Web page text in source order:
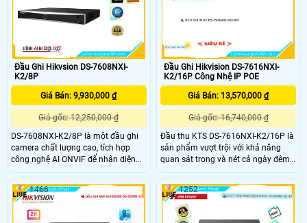
bao giờ hết
Đầu Ghi Hikvsion DS-7608NXI-
K2/8P
Giá Bán: 9,930,000 ₫
Giá gốc: 12,250,000 ₫
DS-7608NXI-K2/8P là một đầu ghi
camera chất lượng cao, tích hợp
công nghệ AI ONVIF để nhận diện
khuôn mặt và các chức năng thông
minh khác. Đầu ghi này có khả
năng xử lý hình ảnh ONVIF nhanh
chóng và mang lại hình ảnh tươi
sáng hơn. Với băng thông 160
Đầu Ghi Hikvision DS-7616NXI-
K2/16P Công Nhệ IP POE
Giá Bán: 13,570,000 ₫
Giá gốc: 16,740,000 ₫
Đầu thu KTS DS-7616NXI-K2/16P là
sản phẩm vượt trội với khả năng
quan sát trong và nét cả ngày đêm.
Hình ảnh chất lượng cao 8.0 MP
cho phép xem ban đêm rõ nét. Với 2
HDD, sản phẩm cung cấp khả năng
lưu trữ linh hoạt
1466 1252